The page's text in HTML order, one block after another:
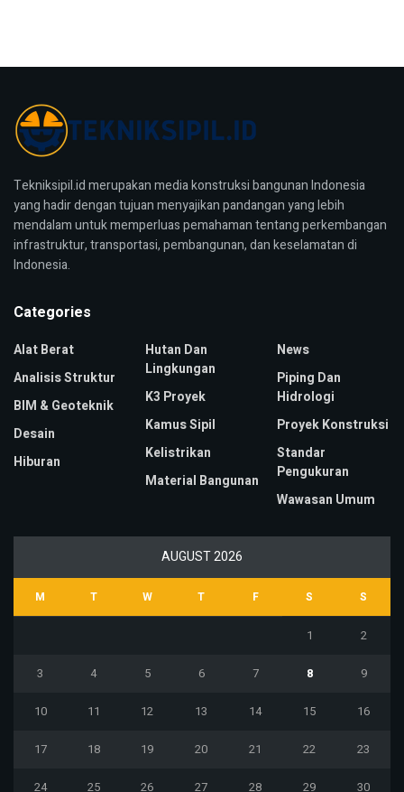
Tekniksipil.id merupakan media konstruksi bangunan Indonesia
yang hadir dengan tujuan menyajikan pandangan yang lebih
mendalam untuk memperluas pemahaman tentang perkembangan
infrastruktur, transportasi, pembangunan, dan keselamatan di
Indonesia.
Categories
Alat Berat
Analisis Struktur
BIM & Geoteknik
Desain
Hiburan
Hutan Dan
Lingkungan
K3 Proyek
Kamus Sipil
Kelistrikan
Material Bangunan
News
Piping Dan
Hidrologi
Proyek Konstruksi
Standar
Pengukuran
Wawasan Umum
AUGUST 2026
M T W T F S S
1 2
3 4 5 6 7 8 9
10 11 12 13 14 15 16
17 18 19 20 21 22 23
24 25 26 27 28 29 30